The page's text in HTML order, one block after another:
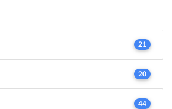
21
20
44